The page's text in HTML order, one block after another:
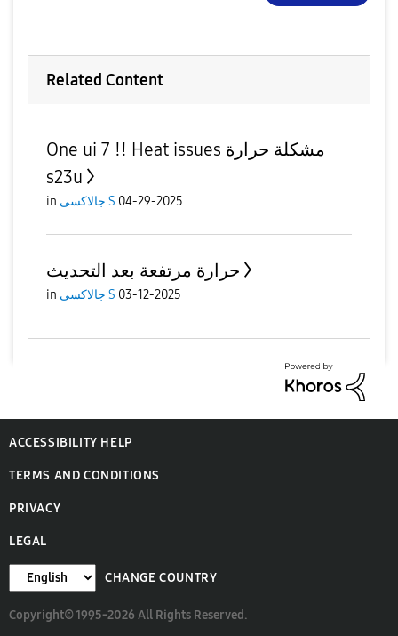
Related Content
One ui 7 !! Heat issues مشكلة حرارة
s23u
in جالاكسى S 04-29-2025
حرارة مرتفعة بعد التحديث
in جالاكسى S 03-12-2025
ACCESSIBILITY HELP
TERMS AND CONDITIONS
PRIVACY
LEGAL
CHANGE COUNTRY
Copyright© 1995-2026 All Rights Reserved.